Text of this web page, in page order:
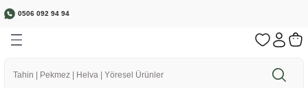
0506 092 94 94